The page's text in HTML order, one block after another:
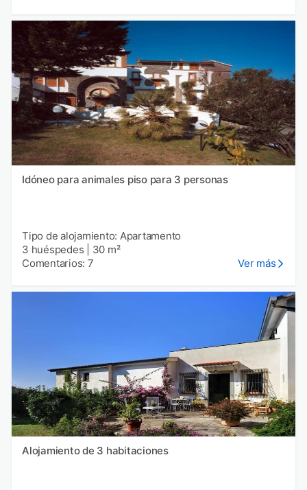
Idóneo para animales piso para 3 personas
Tipo de alojamiento: Apartamento
3 huéspedes
30 m²
Comentarios: 7
Ver más
Alojamiento de 3 habitaciones